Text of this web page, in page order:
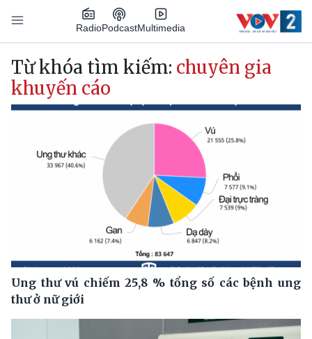
Nhảy đến nội dung
RadioPodcastMultimedia
Main navigation
Từ khóa tìm kiếm: chuyên gia
khuyến cáo
Ung thư vú chiếm 25,8 % tổng số các bệnh ung
thư ở nữ giới